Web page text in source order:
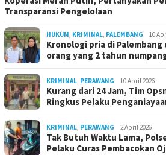
Transparansi Pengelolaan
HUKUM, KRIMINAL, PALEMBANG 10
Kronologi pria di
orang yang 2 tahun
KRIMINAL, PERAWANG 10 April 2026
Kurang dari 24 Jam, Tim
Ringkus Pelaku
KRIMINAL, PERAWANG 2 April 2026
Tak Butuh Waktu Lama,
Pelaku Curas Pembacokan